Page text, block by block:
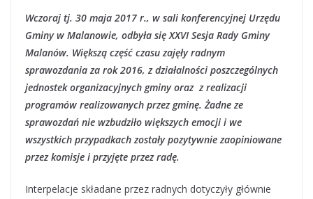
Wczoraj tj. 30 maja 2017 r., w sali konferencyjnej Urzędu
Gminy w Malanowie, odbyła się XXVI Sesja Rady Gminy
Malanów. Większą część czasu zajęły radnym
sprawozdania za rok 2016, z działalności poszczególnych
jednostek organizacyjnych gminy oraz z realizacji
programów realizowanych przez gminę. Żadne ze
sprawozdań nie wzbudziło większych emocji i we
wszystkich przypadkach zostały pozytywnie zaopiniowane
przez komisje i przyjęte przez radę.
Interpelacje składane przez radnych dotyczyły głównie